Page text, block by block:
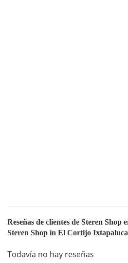
Reseñas de clientes de Steren
Steren Shop in El Cortijo Ixtapaluca
Todavía no hay reseñas